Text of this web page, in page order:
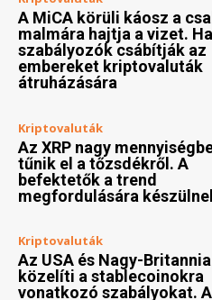
Kriptovaluták
Az USA és Nagy-Britannia
közelíti a stablecoinokra
vonatkozó szabályokat. A
tokenizációt is támogatni
potenciállal: A
szerkesztőség rangsora
a figyelemre méltó
projektekről